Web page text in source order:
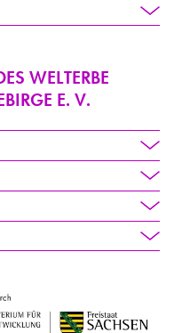
WELTERBE
E. V.